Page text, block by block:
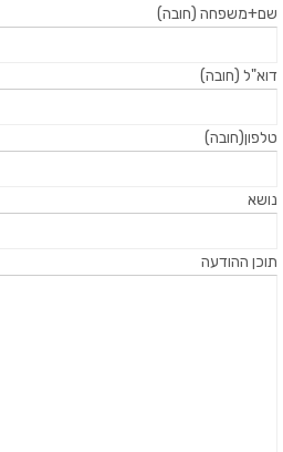
שם+משפחה (חובה)
דוא"ל (חובה)
טלפון(חובה)
נושא
תוכן ההודעה